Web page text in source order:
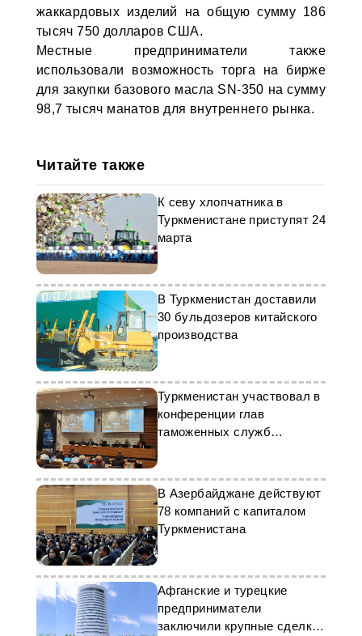
жаккардовых изделий на общую сумму 186
тысяч 750 долларов США.
Местные предприниматели также
использовали возможность торга на бирже
для закупки базового масла SN-350 на сумму
98,7 тысяч манатов для внутреннего рынка.
Читайте также
К севу хлопчатника в
Туркменистане приступят 24
марта
В Туркменистан доставили
30 бульдозеров китайского
производства
Туркменистан участвовал в
конференции глав
таможенных служб
Европейского региона
В Азербайджане действуют
78 компаний с капиталом
Туркменистана
Афганские и турецкие
предприниматели
заключили крупные сделки